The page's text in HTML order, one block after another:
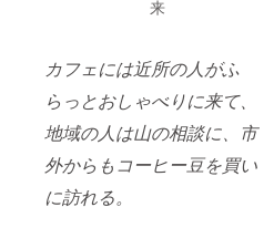
来
カフェには近所の人がふ
らっとおしゃべりに来て、
地域の人は山の相談に、市
外からもコーヒー豆を買い
に訪れる。